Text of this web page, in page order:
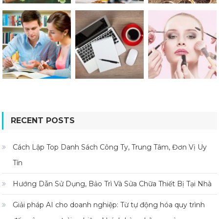
RECENT POSTS
Cách Lập Top Danh Sách Công Ty, Trung Tâm, Đơn Vị Uy
Tín
Hướng Dẫn Sử Dụng, Bảo Trì Và Sửa Chữa Thiết Bị Tại Nhà
Giải pháp AI cho doanh nghiệp: Từ tự động hóa quy trình